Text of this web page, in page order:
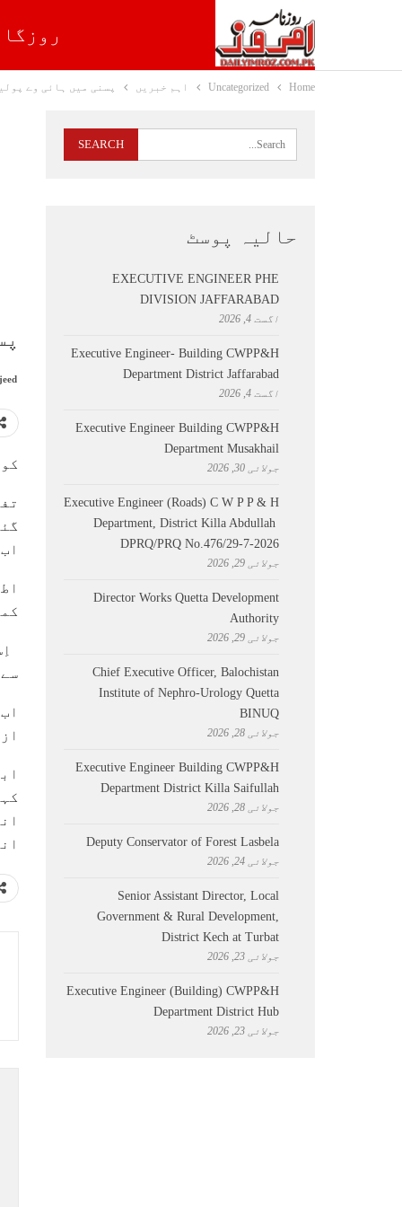
Home
Uncategorized اہم خبریں پسنی میں ہائی وے
حالیہ پوسٹ
EXECUTIVE ENGINEER PHE
DIVISION JAFFARABAD
اگست 4, 2026
Executive Engineer- Building CWPP&H
Department District Jaffarabad
اگست 4, 2026
Executive Engineer Building CWPP&H
Department Musakhail
جولائی 30, 2026
Executive Engineer (Roads) C W P P & H
Department, District Killa Abdullah ​
DPRQ/PRQ No.476/29-7-2026
جولائی 29, 2026
Director Works Quetta Development
Authority
جولائی 29, 2026
Chief Executive Officer, Balochistan
Institute of Nephro-Urology Quetta
BINUQ
جولائی 28, 2026
Executive Engineer Building CWPP&H
Department District Killa Saifullah
جولائی 28, 2026
Deputy Conservator of Forest Lasbela
جولائی 24, 2026
Senior Assistant Director, Local
Government & Rural Development,
District Kech at Turbat
جولائی 23, 2026
Executive Engineer (Building) CWPP&H
Department District Hub
جولائی 23, 2026